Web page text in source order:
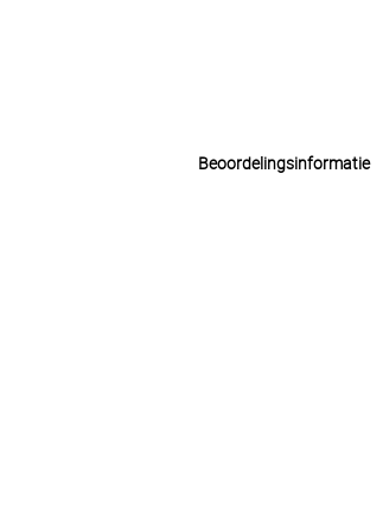
Beoordelingsinformatie